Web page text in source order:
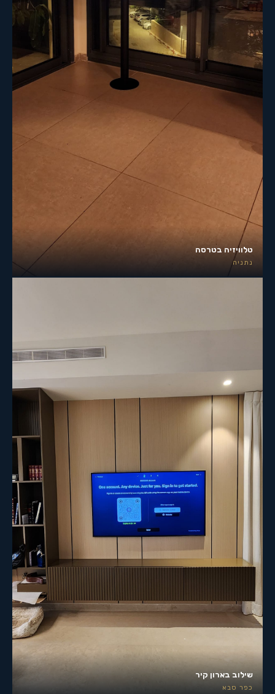
טלוויזיה בטרסה
נתניה
שילוב בארון קיר
כפר סבא